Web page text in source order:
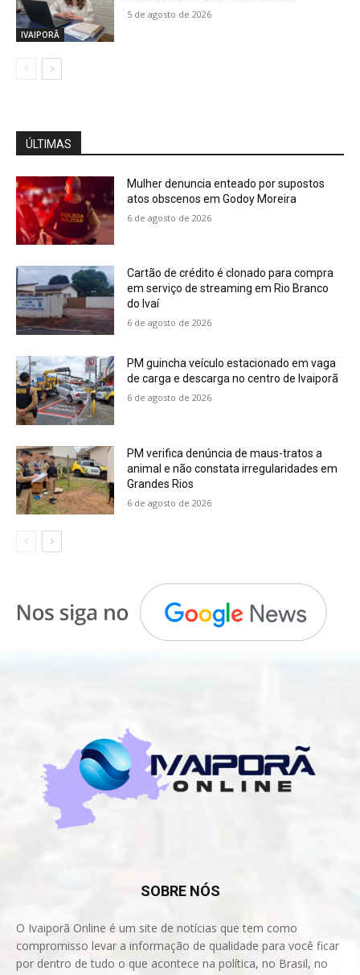
IVAIPORÃ
5 de agosto de 2026
ÚLTIMAS
Mulher denuncia enteado por supostos
atos obscenos em Godoy Moreira
6 de agosto de 2026
Cartão de crédito é clonado para compra
em serviço de streaming em Rio Branco
do Ivaí
6 de agosto de 2026
PM guincha veículo estacionado em vaga
de carga e descarga no centro de Ivaiporã
6 de agosto de 2026
PM verifica denúncia de maus-tratos a
animal e não constata irregularidades em
Grandes Rios
6 de agosto de 2026
SOBRE NÓS
O Ivaiporã Online é um site de notícias que tem como
compromisso levar a informação de qualidade para você ficar
por dentro de tudo o que acontece na política, no Brasil, no